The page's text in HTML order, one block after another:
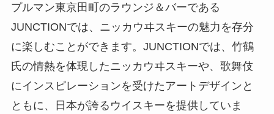
プルマン東京田町のラウンジ＆バーである
JUNCTIONでは、ニッカウヰスキーの魅力を存分
に楽しむことができます。JUNCTIONでは、竹鶴
氏の情熱を体現したニッカウヰスキーや、歌舞伎
にインスピレーションを受けたアートデザインと
ともに、日本が誇るウイスキーを提供していま